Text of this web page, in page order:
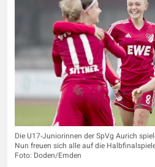
Die U17-Juniorinnen der SpVg Aurich
Nun freuen sich alle auf die
Foto: Doden/Emden